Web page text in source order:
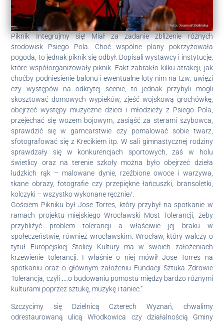
Piknik Integrujmy się! Miał za zadanie zbliżenie różnych
środowisk Psiego Pola. Choć wspólne plany pokrzyżowała
pogoda, to jednak piknik się odbył. Dopisali wystawcy i instytucje,
które współorganizowały piknik. Fakt zabrakło kilku atrakcji, jak
choćby podniesienie balonu i ewentualne loty nim na tzw. uwięzi
czy występów na odkrytej scenie, to jednak przybyli mogli
skosztować domowych wypieków, zjeść wojskową grochówkę,
obejrzeć występy muzyczne dzieci i młodzieży z Psiego Pola,
przejechać się wozem bojowym, zasiąść za sterami szybowca,
sprawdzić się w garncarstwie czy pomalować sobie twarz,
sfotografować się z Krecikiem itp. W sali gimnastycznej rodziny
sprawdzały się w konkurencjach sportowych, zaś w holu
świetlicy oraz na terenie szkoły można było obejrzeć dzieła
ludzkich rąk – malowane dynie, rzeźbione owoce i warzywa,
tkane obrazy, fotografie czy przepiękne łańcuszki, bransoletki,
kolczyki – wszystko wykonane ręcznie/.
Gościem Pikniku był Jose Torres, który przybył na spotkanie w
ramach projektu miejskiego Wrocławski Most Tolerancji, żeby
przybliżyć problem tolerancji a właściwie jej braku w
społeczeństwie, również wrocławskim. Wrocław, który walczy o
tytuł Europejskiej Stolicy Kultury ma w swoich założeniach
krzewienie tolerancji. I właśnie o niej mówił Jose Torres na
spotkaniu oraz o głównym założeniu Fundacji Sztuka Zdrowie
Tolerancja, czyli „…o budowaniu pomostu między bardzo różnymi
kulturami poprzez sztukę, muzykę i taniec.”
Szczycimy się Dzielnicą Czterech Wyznań, chwalimy
odrestaurowaną ulicą Włodkowica czy działalnością Gminy